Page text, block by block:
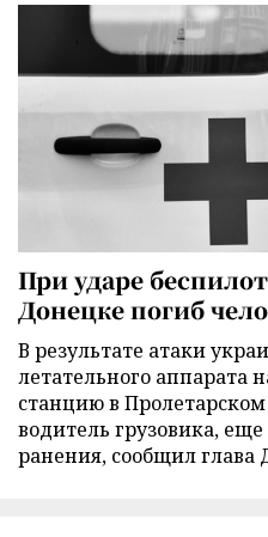
При ударе
Донецке погиб
В результате атаки
летательного аппарата
станцию в
водитель грузовика,
ранения, сообщил